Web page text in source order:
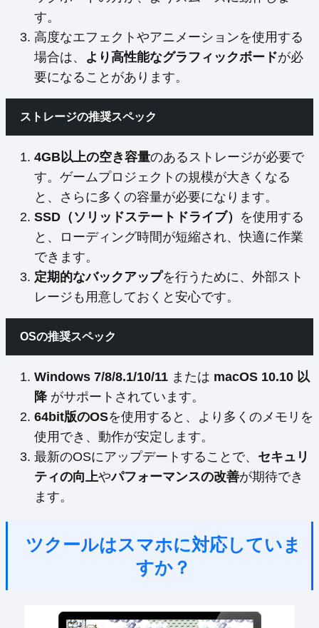
す。
高度なエフェクトやアニメーションを使用する
場合は、 より高性能なグラフィックボードが必
要になることがあります。
ストレージの推奨スペック
4GB以上の空き容量のあるストレージが必要で
す。ゲームプロジェクトの規模が大きくなる
と、さらに多くの容量が必要になります。
SSD（ソリッドステートドライブ） を使用する
と、ローディング時間が短縮され、快適に作業
できます。
定期的なバックアップを行うために、外部スト
レージも用意しておくと安心です。
OSの推奨スペック
Windows 7/8/8.1/10/11 または macOS 10.10 以
降がサポートされています。
64bit版のOSを使用すると、より多くのメモリを
使用でき、動作が安定します。
最新のOSにアップデートすることで、 セキュリ
ティの向上やパフォーマンスの改善が期待でき
ます。
ツクールはスマホに対応していま
すか？